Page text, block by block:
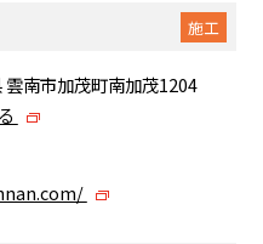
施工
南市加茂町南加茂1204